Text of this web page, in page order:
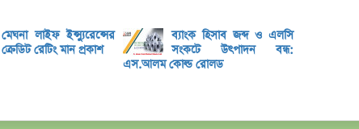
মেঘনা লাইফ ইন্স্যুরেন্সের
ক্রেডিট রেটিং মান প্রকাশ
ব্যাংক হিসাব জব্দ ও এলসি
সংকটে উৎপাদন বন্ধ:
এস.আলম কোল্ড রোলড